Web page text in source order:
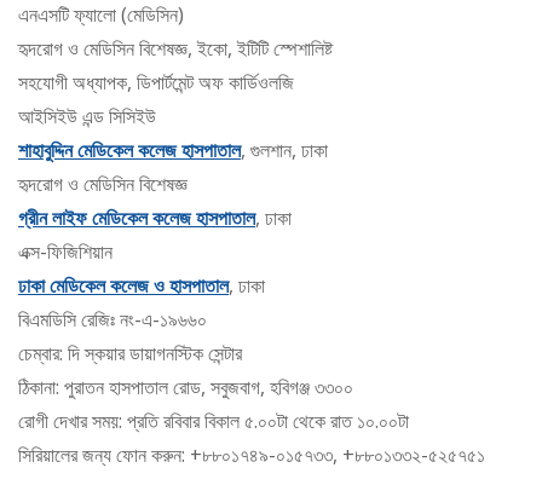
এনএসটি ফ্যালো (মেডিসিন)
হৃদরোগ ও মেডিসিন বিশেষজ্ঞ, ইকো, ইটিটি স্পেশালিষ্ট
সহযোগী অধ্যাপক, ডিপার্টমেন্ট অফ কার্ডিওলজি
আইসিইউ এন্ড সিসিইউ
শাহাবুদ্দিন মেডিকেল কলেজ হাসপাতাল, গুলশান, ঢাকা
হৃদরোগ ও মেডিসিন বিশেষজ্ঞ
গ্রীন লাইফ মেডিকেল কলেজ হাসপাতাল, ঢাকা
এক্স-ফিজিশিয়ান
ঢাকা মেডিকেল কলেজ ও হাসপাতাল, ঢাকা
বিএমডিসি রেজিঃ নং-এ-১৯৬৬০
চেম্বার: দি স্কয়ার ডায়াগনস্টিক সেন্টার
ঠিকানা: পুরাতন হাসপাতাল রোড, সবুজবাগ, হবিগঞ্জ ৩৩০০
রোগী দেখার সময়: প্রতি রবিবার বিকাল ৫.০০টা থেকে রাত ১০.০০টা
সিরিয়ালের জন্য ফোন করুন: +৮৮০১৭৪৯-০১৫৭৩৩, +৮৮০১৩৩২-৫২৫৭৫১